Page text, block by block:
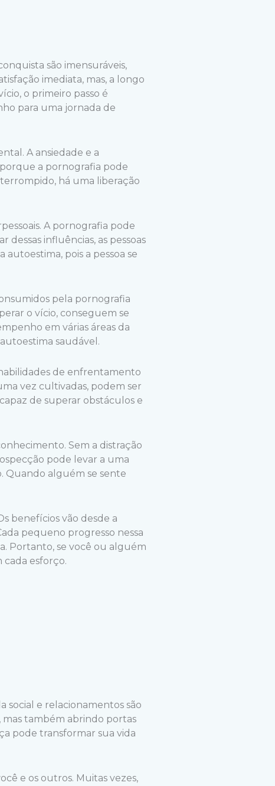
são imensuráveis,
imediata, mas, a longo
o primeiro passo é
para uma jornada de
A ansiedade e a
a pornografia pode
há uma liberação
A pornografia pode
influências, as pessoas
pois a pessoa se
pela pornografia
o vício, conseguem se
em várias áreas da
saudável.
de enfrentamento
vez cultivadas, podem ser
de superar obstáculos e
Sem a distração
pode levar a uma
Quando alguém se sente
benefícios vão desde a
pequeno progresso nessa
Portanto, se você ou alguém
cada esforço.
social e relacionamentos são
mas também abrindo portas
pode transformar sua vida
e os outros. Muitas vezes,